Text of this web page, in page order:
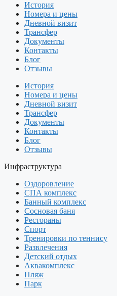
История
Номера и цены
Дневной визит
Трансфер
Документы
Контакты
Блог
Отзывы
История
Номера и цены
Дневной визит
Трансфер
Документы
Контакты
Блог
Отзывы
Инфраструктура
Оздоровление
СПА комплекс
Банный комплекс
Сосновая баня
Рестораны
Спорт
Тренировки по теннису
Развлечения
Детский отдых
Аквакомплекс
Пляж
Парк